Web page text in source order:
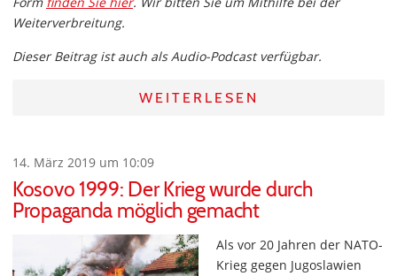
Weiterverbreitung.
Dieser Beitrag ist auch als Audio-Podcast verfügbar.
WEITERLESEN
14. März 2019 um 10:09
Kosovo 1999: Der Krieg wurde durch
Propaganda möglich gemacht
Als vor 20 Jahren der NATO-
Krieg gegen Jugoslawien